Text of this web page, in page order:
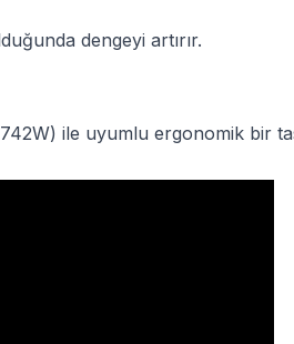
dengeyi artırır.
ile uyumlu ergonomik bir